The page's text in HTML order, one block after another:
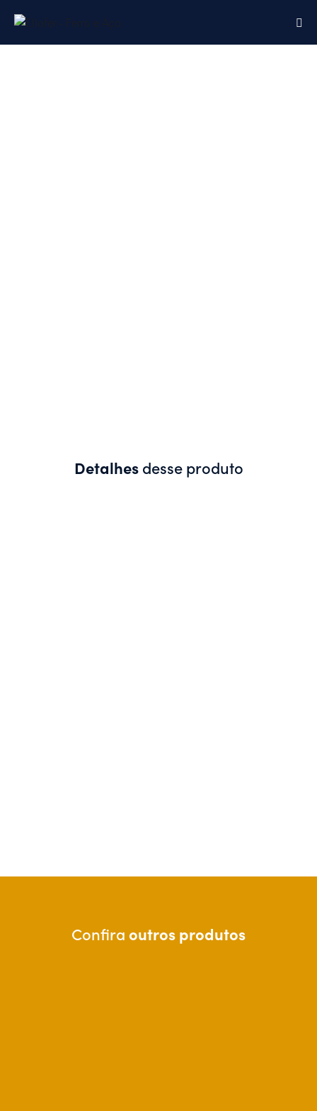
Detalhesdesse produto
Confiraoutros produtos